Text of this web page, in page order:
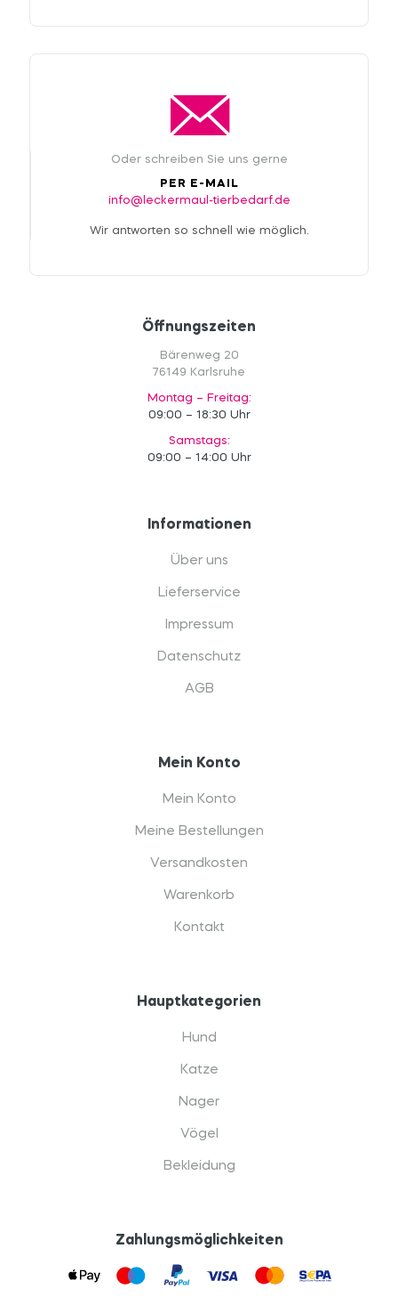
Oder schreiben Sie uns gerne
PER E-MAIL
info@leckermaul-tierbedarf.de
Wir antworten so schnell wie möglich.
Öffnungszeiten
Bärenweg 20
76149 Karlsruhe
Montag – Freitag:
09:00 – 18:30 Uhr
Samstags:
09:00 – 14:00 Uhr
Informationen
Über uns
Lieferservice
Impressum
Datenschutz
AGB
Mein Konto
Mein Konto
Meine Bestellungen
Versandkosten
Warenkorb
Kontakt
Hauptkategorien
Hund
Katze
Nager
Vögel
Bekleidung
Zahlungsmöglichkeiten